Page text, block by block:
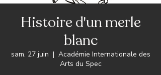
Histoire d'un merle
blanc
sam. 27 juin
  |
Académie Internationale des
Arts du Spec